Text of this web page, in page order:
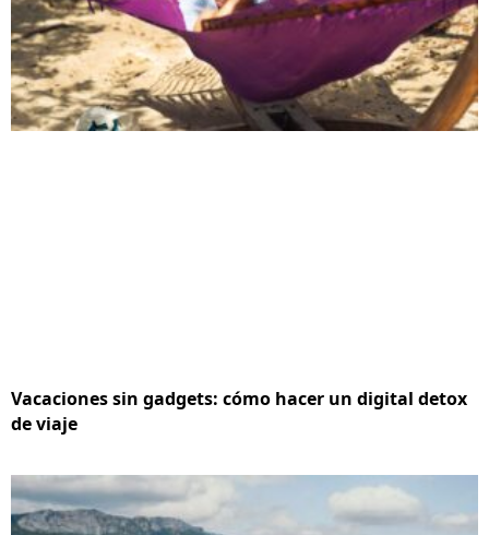
Vacaciones sin gadgets: cómo hacer un digital detox
de viaje